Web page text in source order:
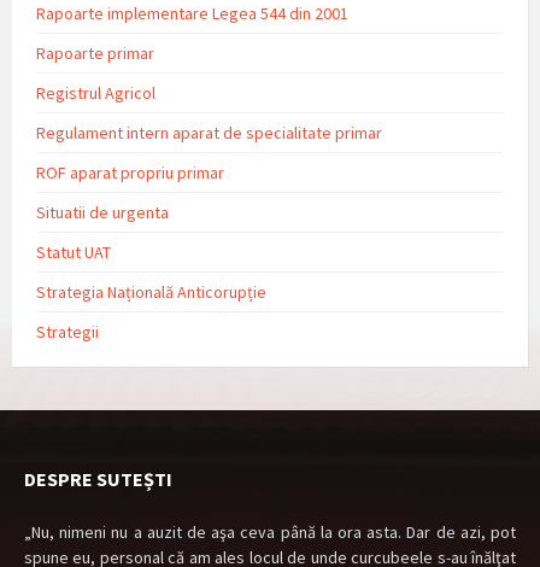
Rapoarte implementare Legea 544 din 2001
Rapoarte primar
Registrul Agricol
Regulament intern aparat de specialitate primar
ROF aparat propriu primar
Situatii de urgenta
Statut UAT
Strategia Națională Anticorupție
Strategii
DESPRE SUTEȘTI
„Nu, nimeni nu a auzit de aşa ceva până la ora asta. Dar de azi, pot
spune eu, personal că am ales locul de unde curcubeele s-au înălţat